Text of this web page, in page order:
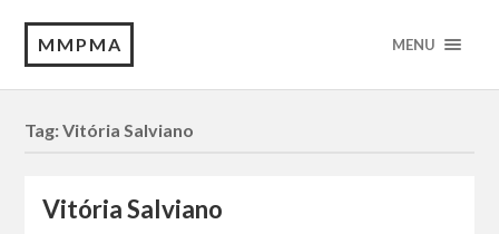
MMPMA MENU
Tag:Vitória Salviano
Vitória Salviano